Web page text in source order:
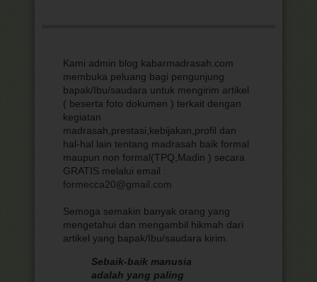
Kami admin blog kabarmadrasah.com
membuka peluang bagi pengunjung
bapak/Ibu/saudara untuk mengirim artikel
( beserta foto dokumen ) terkait dengan
kegiatan
madrasah,prestasi,kebijakan,profil dan
hal-hal lain tentang madrasah baik formal
maupun non formal(TPQ,Madin ) secara
GRATIS melalui email :
formecca20@gmail.com
Semoga semakin banyak orang yang
mengetahui dan mengambil hikmah dari
artikel yang bapak/Ibu/saudara kirim.
Sebaik-baik manusia
adalah yang paling